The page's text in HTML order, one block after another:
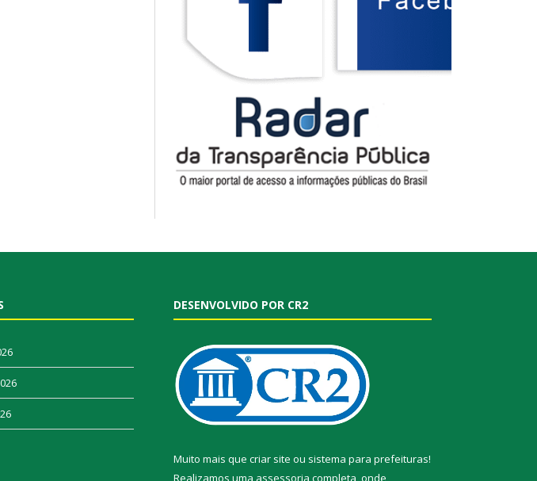
DESENVOLVIDO POR CR2
Muito mais que criar site ou sistema para prefeituras!
Realizamos uma assessoria completa, onde